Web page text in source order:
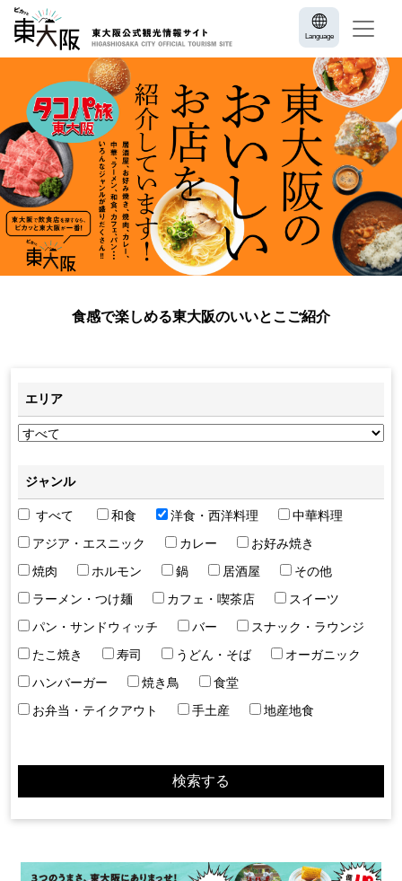
Language
食感で楽しめる東大阪のいいとこご紹介
エリア
ジャンル
すべて 和食 洋食・西洋料理
中華料理
アジア・エスニック
カレー
お好み焼き
焼肉
ホルモン 鍋 居酒屋
その他
ラーメン・つけ麺
カフェ・喫茶店
スイーツ
パン・サンドウィッチ
バー
スナック・ラウンジ
たこ焼き
寿司 うどん・そば
オーガニック
ハンバーガー
焼き鳥
食堂
お弁当・テイクアウト
手土産 地産地食